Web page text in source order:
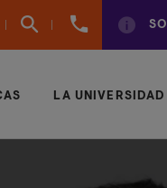
(+57)
LA UNIVERSIDAD